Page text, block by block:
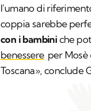
l'umano di
coppia sarebbe
con i bambini che
benessere per Mosè
Toscana», conclude